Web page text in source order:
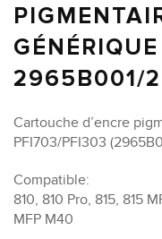
2965B001/
Cartouche d’encre
PFI703/PFI303
Compatible:
810, 810 Pro, 815, 815
MFP M40